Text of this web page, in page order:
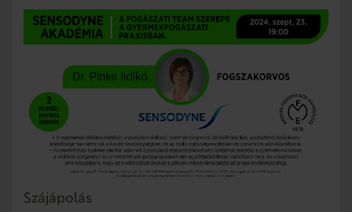
Szájápolás